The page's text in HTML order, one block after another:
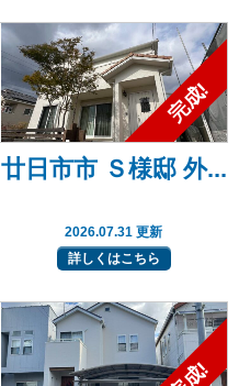
廿日市市 Ｓ様邸 外...
2026.07.31 更新
詳しくはこちら